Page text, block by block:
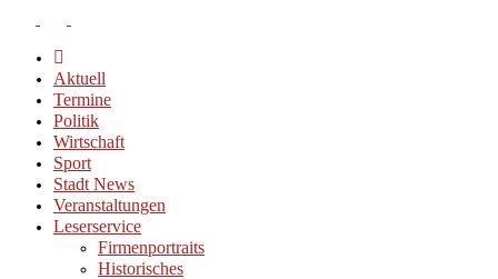
Aktuell
Termine
Politik
Wirtschaft
Sport
Stadt News
Veranstaltungen
Leserservice
Firmenportraits
Historisches